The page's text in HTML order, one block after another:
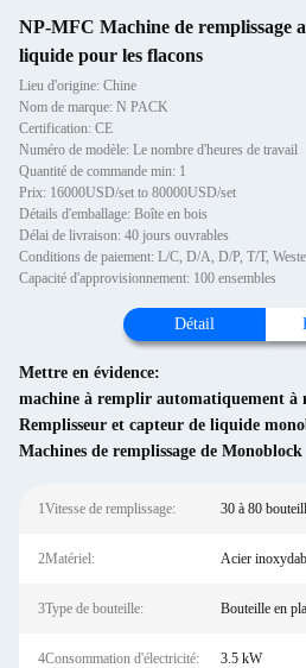
NP-MFC Machine de remplissage
liquide pour les flacons
Lieu d'origine: Chine
Nom de marque: N PACK
Certification: CE
Numéro de modèle: Le nombre d'heures de travail
Quantité de commande min: 1
Prix: 16000USD/set to 80000USD/set
Détails d'emballage: Boîte en bois
Délai de livraison: 40 jours ouvrables
Conditions de paiement: L/C, D/A, D/P, T/T,
Capacité d'approvisionnement: 100 ensembles
Détail
Mettre en évidence:
machine à remplir automatiquement à
Remplisseur et capteur de liquide
Machines de remplissage de Monoblock
1Vitesse de remplissage: 30 à 80
2Matériel: Acier
3Type de bouteille: Bouteille en
4Consommation d'électricité: 3.5 kW